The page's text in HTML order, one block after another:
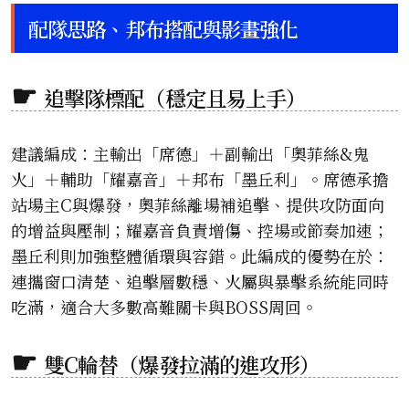
配隊思路、邦布搭配與影畫強化
追擊隊標配（穩定且易上手）
建議編成：主輸出「席德」＋副輸出「奧菲絲&鬼
火」＋輔助「耀嘉音」＋邦布「墨丘利」。席德承擔
站場主C與爆發，奧菲絲離場補追擊、提供攻防面向
的增益與壓制；耀嘉音負責增傷、控場或節奏加速；
墨丘利則加強整體循環與容錯。此編成的優勢在於：
連攜窗口清楚、追擊層數穩、火屬與暴擊系統能同時
吃滿，適合大多數高難關卡與BOSS周回。
雙C輪替（爆發拉滿的進攻形）